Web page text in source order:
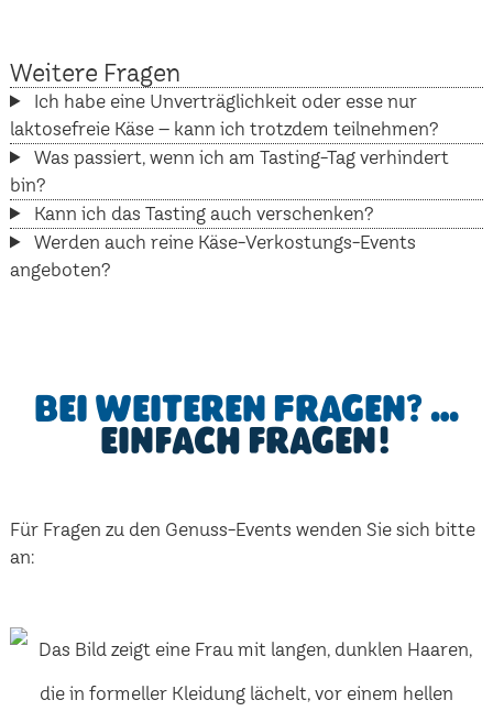
Weitere Fragen
Ich habe eine Unverträglichkeit oder esse nur
laktosefreie Käse – kann ich trotzdem teilnehmen?
Was passiert, wenn ich am Tasting-Tag verhindert
bin?
Kann ich das Tasting auch verschenken?
Werden auch reine Käse-Verkostungs-Events
angeboten?
Bei weiteren Fragen? …
einfach fragen!
Für Fragen zu den Genuss-Events wenden Sie sich bitte
an: